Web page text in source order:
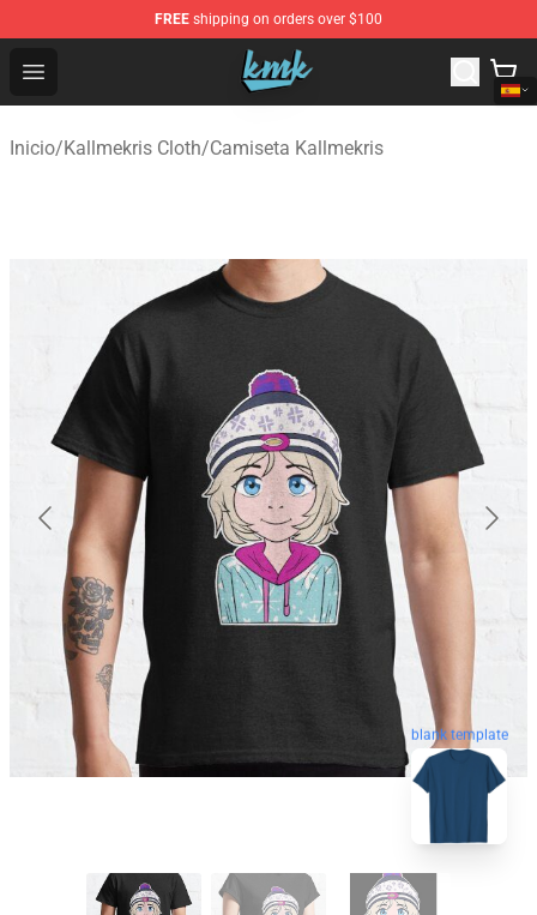
FREE shipping on orders over $100
Open menu
KallMeKris Store - Official KallMeKris Merchandise Shop
Inicio/Kallmekris Cloth/Camiseta Kallmekris
blank template